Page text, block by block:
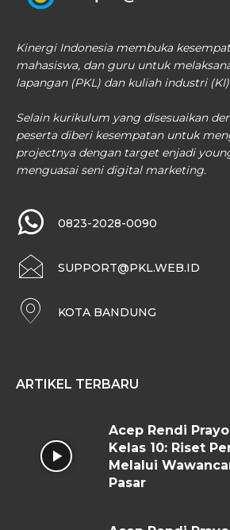
Kinergi Indonesia membuka
mahasiswa, dan guru untuk
lapangan (PKL) dan kuliah industri (KI)
Selain kurikulum yang disesuaikan
peserta diberi kesempatan untuk
projectnya dengan target enjadi
menguasai seni digital marketing.
0823-2028-0090
SUPPORT@PKL.WEB.ID
KOTA BANDUNG
ARTIKEL TERBARU
Acep Rendi
Kelas 10: Riset
Melalui
Pasar